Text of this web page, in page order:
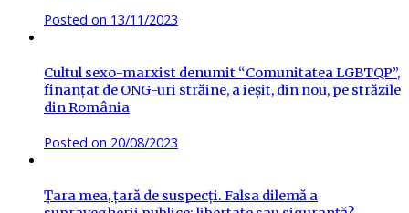
Posted on 13/11/2023
Cultul sexo-marxist denumit “Comunitatea LGBTQP”,
finanțat de ONG-uri străine, a ieșit, din nou, pe străzile
din România
Posted on 20/08/2023
Țara mea, țară de suspecți. Falsa dilemă a